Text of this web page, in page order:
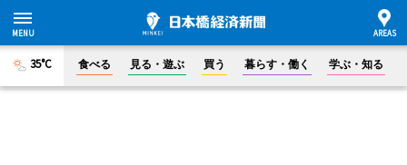
35°C 食べる 見る・遊ぶ 買う 暮らす・働く 学ぶ・知る